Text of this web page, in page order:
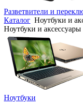
Разветвители и
Каталог Ноутбуки и
Ноутбуки и аксессуары
Ноутбуки